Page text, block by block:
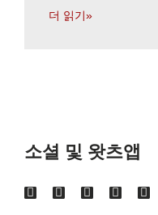
더 읽기»
소셜 및 왓츠앱